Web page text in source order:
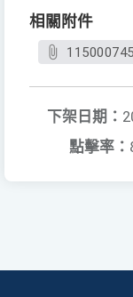
相關附件
下架日期：
點擊率：